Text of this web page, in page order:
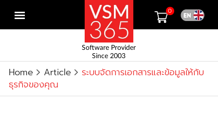
Open
Software Provider
Since 2003
0
Home Article
ระบบจัดการเอกสารและข้อมูลให้กับ
ธุรกิจของคุณ